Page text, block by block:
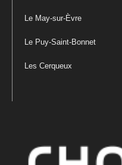
Le May-sur-Èvre
Le Puy-Saint-Bonnet
Les Cerqueux